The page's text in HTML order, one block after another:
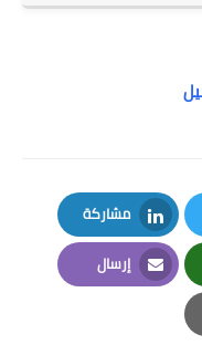
مشاركة
LinkedIn
إرسال
Email